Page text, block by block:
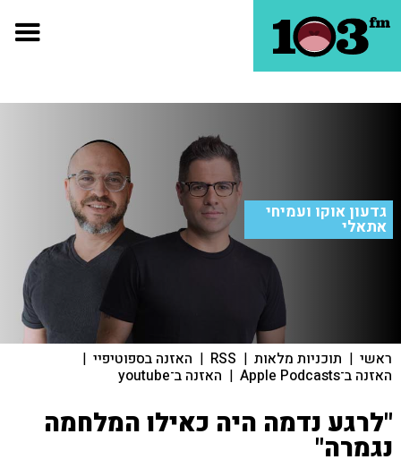
גדעון אוקו ועמיחי
אתאלי
ראשי | תוכניות מלאות |
RSS
| האזנה בספוטיפיי |
האזנה ב־Apple Podcasts | האזנה ב־youtube
"לרגע נדמה היה כאילו המלחמה
נגמרה"